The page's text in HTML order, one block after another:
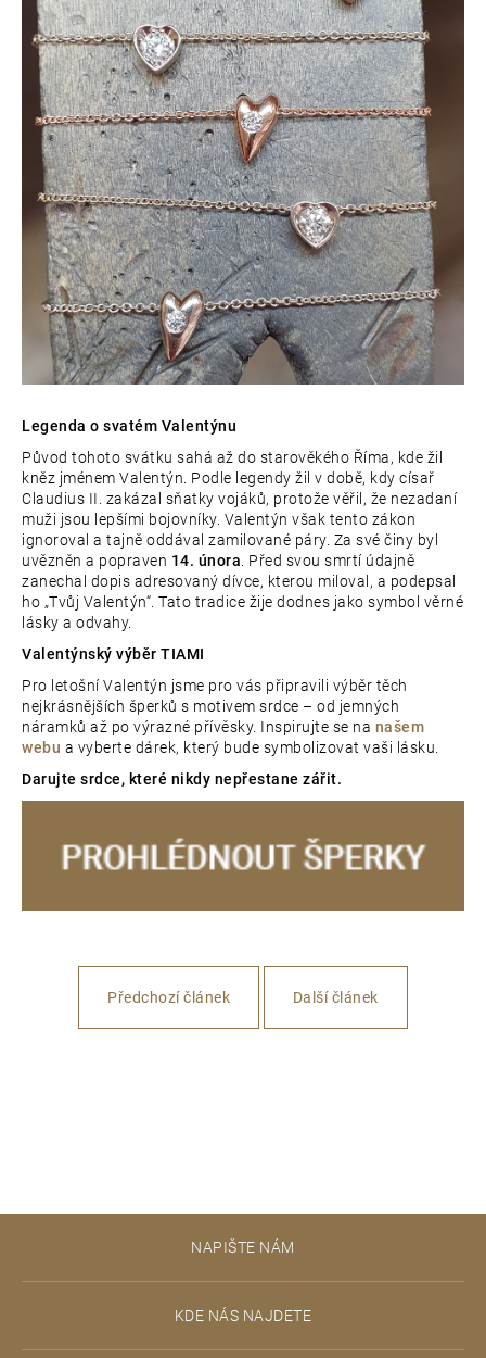
Legenda o svatém Valentýnu
Původ tohoto svátku sahá až do starověkého Říma, kde žil
kněz jménem Valentýn. Podle legendy žil v době, kdy císař
Claudius II. zakázal sňatky vojáků, protože věřil, že nezadaní
muži jsou lepšími bojovníky. Valentýn však tento zákon
ignoroval a tajně oddával zamilované páry. Za své činy byl
uvězněn a popraven 14. února. Před svou smrtí údajně
zanechal dopis adresovaný dívce, kterou miloval, a podepsal
ho „Tvůj Valentýn“. Tato tradice žije dodnes jako symbol věrné
lásky a odvahy.
Valentýnský výběr TIAMI
Pro letošní Valentýn jsme pro vás připravili výběr těch
nejkrásnějších šperků s motivem srdce – od jemných
náramků až po výrazné přívěsky. Inspirujte se na našem
webu a vyberte dárek, který bude symbolizovat vaši lásku.
Darujte srdce, které nikdy nepřestane zářit.
Předchozí článek Další článek
NAPIŠTE NÁM
KDE NÁS NAJDETE